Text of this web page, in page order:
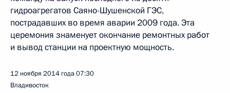
гидроагрегатов Саяно-Шушенской ГЭС,
пострадавших во время аварии 2009 года. Эта
церемония знаменует окончание ремонтных работ
и вывод станции на проектную мощность.
12 ноября 2014 года07:30
Владивосток